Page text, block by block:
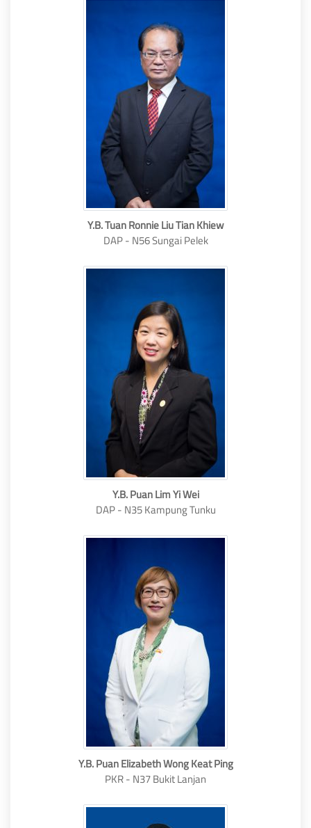
Y.B. Tuan Ronnie Liu Tian Khiew
DAP - N56 Sungai Pelek
Y.B. Puan Lim Yi Wei
DAP - N35 Kampung Tunku
Y.B. Puan Elizabeth Wong Keat Ping
PKR - N37 Bukit Lanjan